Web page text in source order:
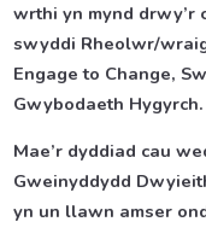
wrthi yn mynd drwy’r
swyddi Rheolwr/
Engage to Change,
Gwybodaeth Hygyrch.
Mae’r dyddiad cau
Gweinyddydd
yn un llawn amser